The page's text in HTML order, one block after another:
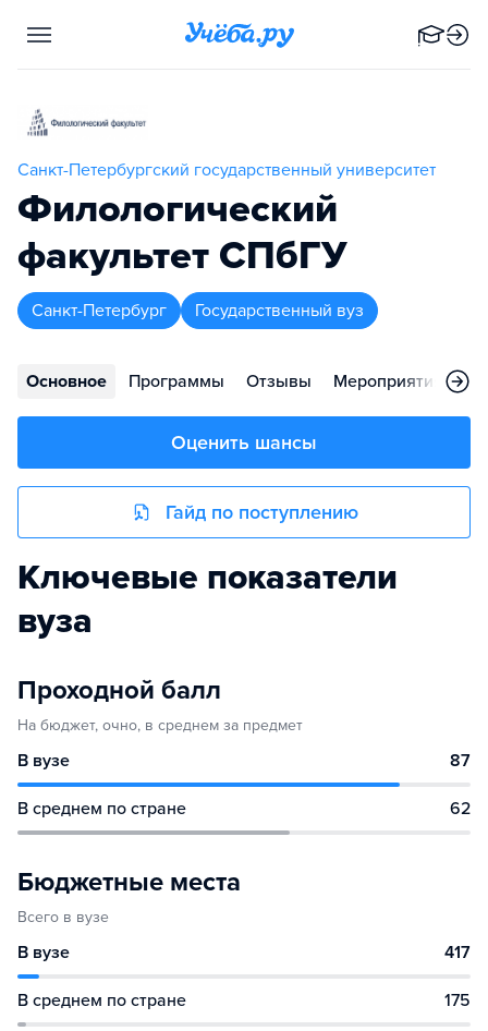
Санкт-Петербургский государственный университет
Филологический
факультет СПбГУ
Санкт-Петербург Государственный вуз
Основное Программы Отзывы Мероприятия
Оценить шансы
Гайд по поступлению
Ключевые показатели
вуза
Проходной балл
На бюджет, очно, в среднем за предмет
В вузе 87
В среднем по стране 62
Бюджетные места
Всего в вузе
В вузе 417
В среднем по стране 175